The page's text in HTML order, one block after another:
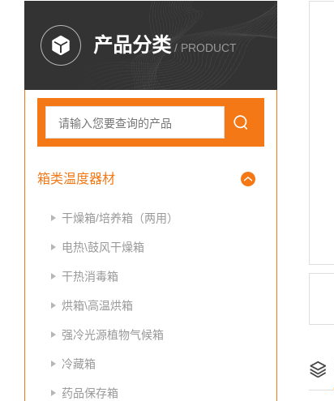
产品分类 / PRODUCT
箱类温度器材
干燥箱/培养箱（两用）
电热\鼓风干燥箱
干热消毒箱
烘箱\高温烘箱
强冷光源植物气候箱
冷藏箱
药品保存箱